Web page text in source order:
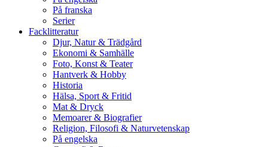
På franska
Serier
Facklitteratur
Djur, Natur & Trädgård
Ekonomi & Samhälle
Foto, Konst & Teater
Hantverk & Hobby
Historia
Hälsa, Sport & Fritid
Mat & Dryck
Memoarer & Biografier
Religion, Filosofi & Naturvetenskap
På engelska